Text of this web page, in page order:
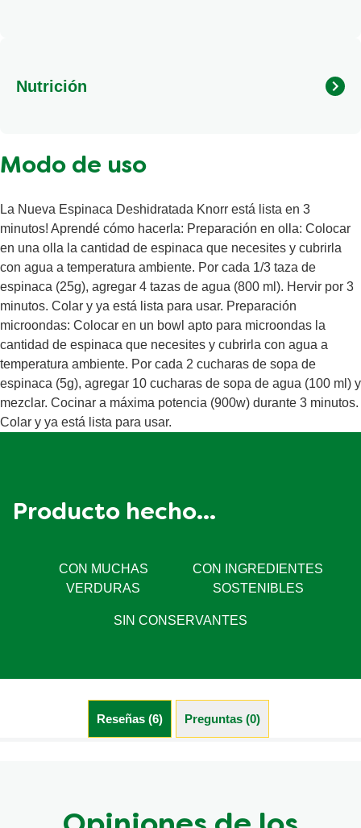
Nutrición
Grasas
Grasa poli-insaturada
0 g
Carbohidratos totales
1.5 g
Azúcares
0 g
Proteína
Modo de uso
La Nueva Espinaca Deshidratada Knorr está lista en 3
minutos! Aprendé cómo hacerla: Preparación en olla: Colocar
en una olla la cantidad de espinaca que necesites y cubrirla
con agua a temperatura ambiente. Por cada 1/3 taza de
espinaca (25g), agregar 4 tazas de agua (800 ml). Hervir por 3
minutos. Colar y ya está lista para usar. Preparación
microondas: Colocar en un bowl apto para microondas la
cantidad de espinaca que necesites y cubrirla con agua a
temperatura ambiente. Por cada 2 cucharas de sopa de
espinaca (5g), agregar 10 cucharas de sopa de agua (100 ml) y
mezclar. Cocinar a máxima potencia (900w) durante 3 minutos.
Colar y ya está lista para usar.
Producto hecho...
CON MUCHAS
VERDURAS
CON INGREDIENTES
SOSTENIBLES
SIN CONSERVANTES
Reseñas (6) Preguntas (0)